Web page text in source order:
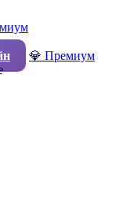
💎 Премиум